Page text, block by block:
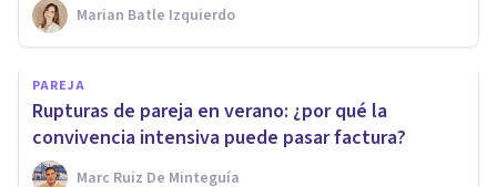
Marian Batle Izquierdo
PAREJA
Rupturas de pareja en verano: ¿por qué la
convivencia intensiva puede pasar factura?
Marc Ruiz De Minteguía